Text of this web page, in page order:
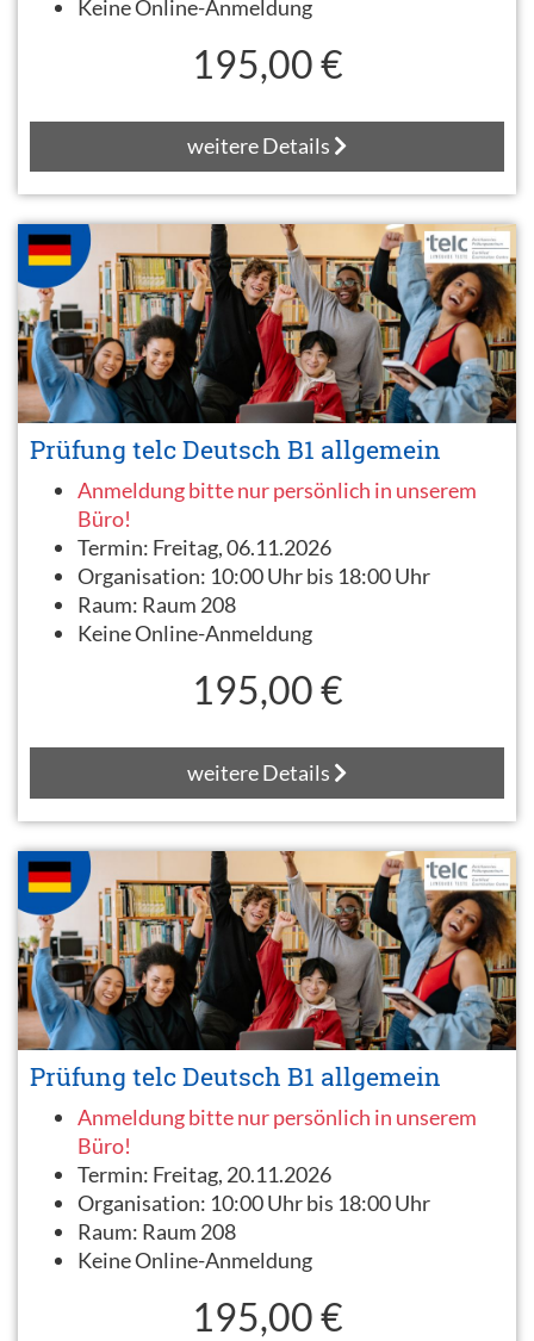
Keine Online-Anmeldung
195,00 €
weitere Details
Prüfung telc Deutsch B1 allgemein
Anmeldung bitte nur persönlich in unserem
Büro!
Termin: Freitag, 06.11.2026
Organisation: 10:00 Uhr bis 18:00 Uhr
Raum: Raum 208
Keine Online-Anmeldung
195,00 €
weitere Details
Prüfung telc Deutsch B1 allgemein
Anmeldung bitte nur persönlich in unserem
Büro!
Termin: Freitag, 20.11.2026
Organisation: 10:00 Uhr bis 18:00 Uhr
Raum: Raum 208
Keine Online-Anmeldung
195,00 €